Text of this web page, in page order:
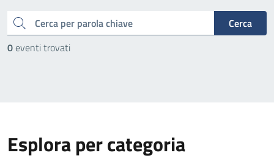
cerca
Cerca
0eventi trovati
Esplora per categoria